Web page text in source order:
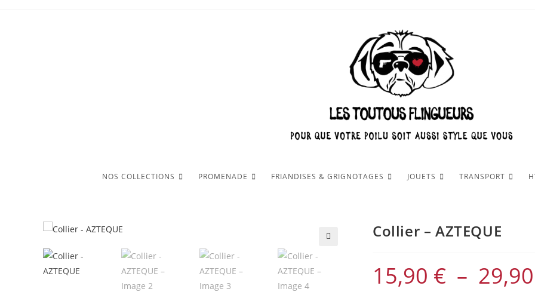
NOS COLLECTIONS PROMENADE FRIANDISES & GRIGNOTAGES JOUETS TRANSPORT
Collier – AZTEQUE
15,90 € – 29,90